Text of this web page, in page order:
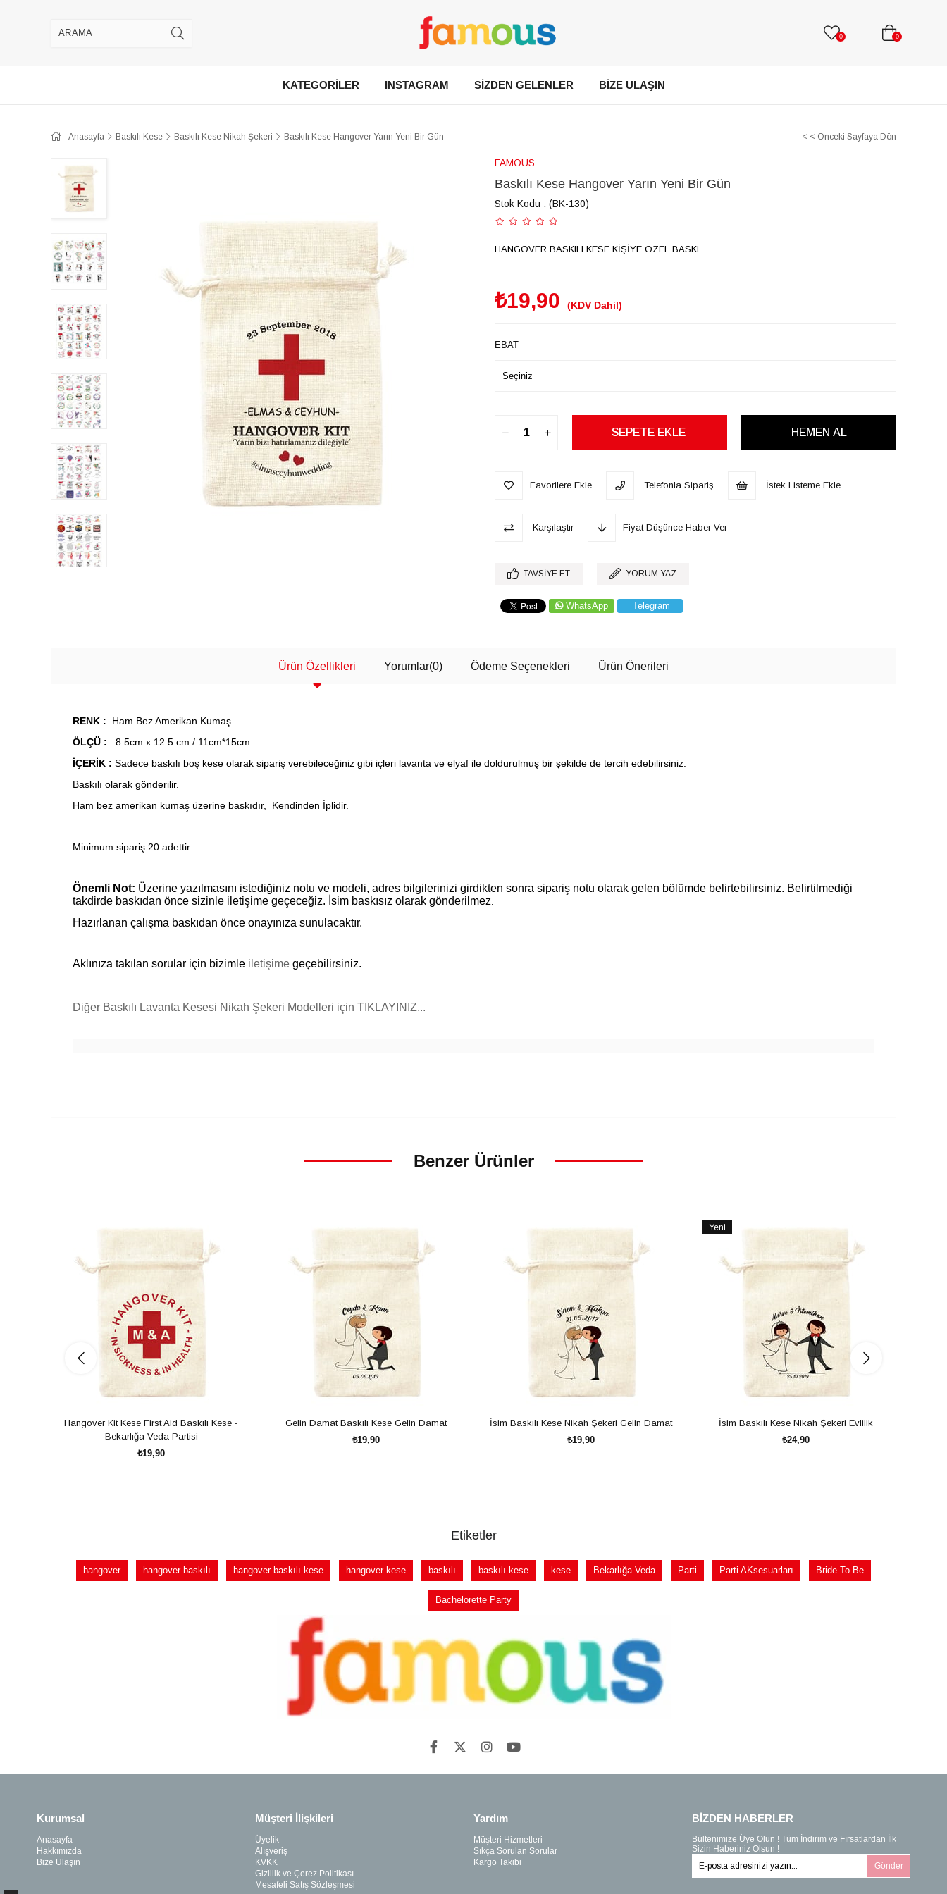
0 0
KATEGORİLER INSTAGRAM SİZDEN GELENLER BİZE ULAŞIN
Anasayfa Baskılı Kese Baskılı Kese Nikah Şekeri Baskılı Kese Hangover Yarın Yeni Bir Gün < < Önceki Sayfaya Dön
FAMOUS
Baskılı Kese Hangover Yarın Yeni Bir Gün
Stok Kodu (BK-130)
HANGOVER BASKILI KESE KİŞİYE ÖZEL BASKI
₺19,90 (KDV Dahil)
EBAT
Favorilere Ekle Telefonla Sipariş İstek Listeme Ekle
Karşılaştır Fiyat Düşünce Haber Ver
TAVSIYE ET YORUM YAZ
WhatsApp Telegram
Ürün Özellikleri Yorumlar(0) Ödeme Seçenekleri Ürün Önerileri
RENK : Ham Bez Amerikan Kumaş
ÖLÇÜ : 8.5cm x 12.5 cm / 11cm*15cm
İÇERİK : Sadece baskılı boş kese olarak sipariş verebileceğiniz gibi içleri lavanta ve elyaf ile doldurulmuş bir şekilde de tercih edebilirsiniz.
Baskılı olarak gönderilir.
Ham bez amerikan kumaş üzerine baskıdır, Kendinden İplidir.
Minimum sipariş 20 adettir.
Önemli Not: Üzerine yazılmasını istediğiniz notu ve modeli, adres bilgilerinizi girdikten sonra sipariş notu olarak gelen bölümde belirtebilirsiniz. Belirtilmediği
takdirde baskıdan önce sizinle iletişime geçeceğiz. İsim baskısız olarak gönderilmez
Hazırlanan çalışma baskıdan önce onayınıza sunulacaktır.
Aklınıza takılan sorular için bizimle iletişime geçebilirsiniz.
Diğer Baskılı Lavanta Kesesi Nikah Şekeri Modelleri için TIKLAYINIZ...
Benzer Ürünler
Hangover Kit Kese First Aid Baskılı Kese -
Bekarlığa Veda Partisi
₺19,90
Gelin Damat Baskılı Kese Gelin Damat
₺19,90
İsim Baskılı Kese Nikah Şekeri Gelin Damat
₺19,90
Yeni
İsim Baskılı Kese Nikah Şekeri Evlilik
₺24,90
Etiketler
hangover hangover baskılı hangover baskılı kese hangover kese baskılı baskılı kese kese Bekarlığa Veda Parti Parti AKsesuarları Bride To Be
Bachelorette Party
Kurumsal
Anasayfa
Hakkımızda
Bize Ulaşın
Müşteri İlişkileri
Üyelik
Alışveriş
KVKK
Gizlilik ve Çerez Politikası
Mesafeli Satış Sözleşmesi
Yardım
Müşteri Hizmetleri
Sıkça Sorulan Sorular
Kargo Takibi
BİZDEN HABERLER
Bültenimize Üye Olun ! Tüm İndirim ve Fırsatlardan İlk
Sizin Haberiniz Olsun !
Gönder